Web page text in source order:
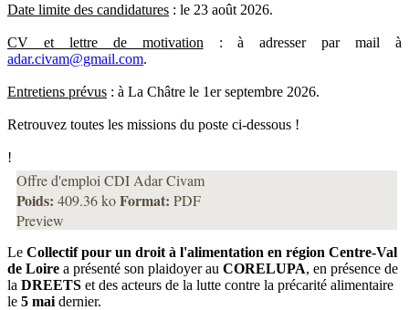
Date limite des candidatures : le 23 août 2026.
CV et lettre de motivation : à adresser par mail à
adar.civam@gmail.com.
Entretiens prévus : à La Châtre le 1er septembre 2026.
Retrouvez toutes les missions du poste ci-dessous !
!
Offre d'emploi CDI Adar Civam
Poids: 409.36 koFormat: PDF
Preview
Le Collectif pour un droit à l'alimentation en région Centre-Val
de Loire a présenté son plaidoyer au CORELUPA, en présence de
la DREETS et des acteurs de la lutte contre la précarité alimentaire
le 5 mai dernier.